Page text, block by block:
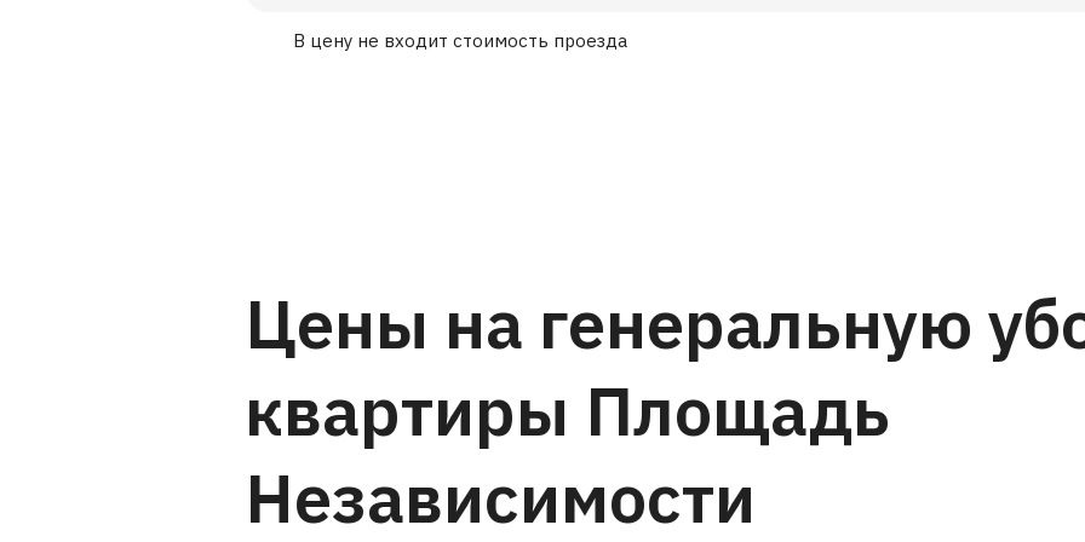
В цену не входит стоимость проезда
Цены на генеральную
квартиры Площадь
Независимости